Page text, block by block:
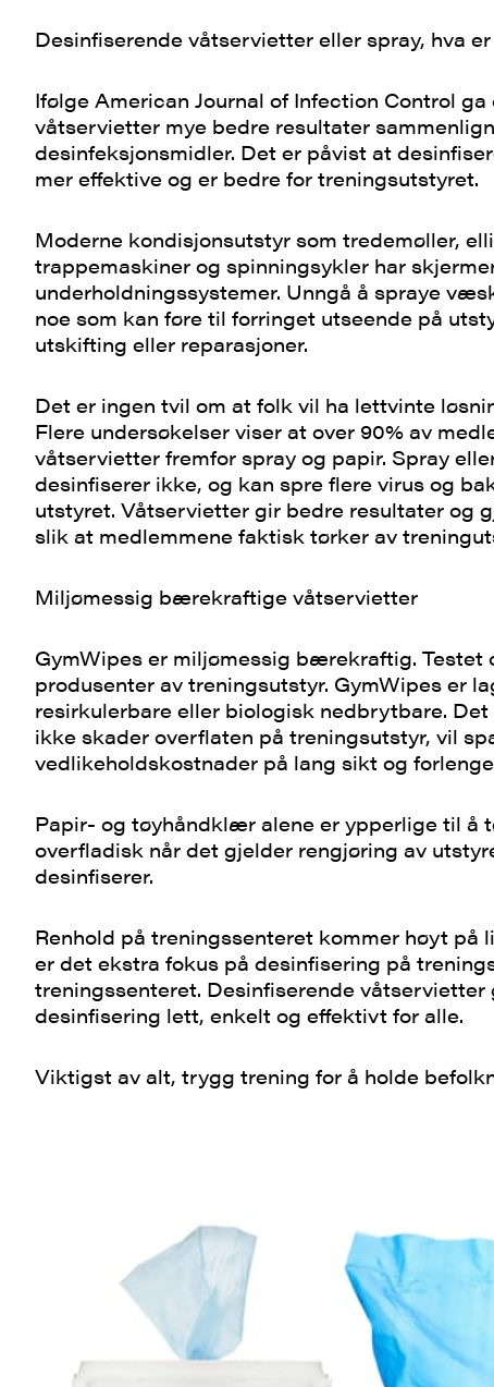
Desinfiserende våtservietter eller spray, hva
Ifølge American Journal of Infection Control
våtservietter mye bedre resultater
desinfeksjonsmidler. Det er påvist at
mer effektive og er bedre for treningsutstyret.
Moderne kondisjonsutstyr som tredemøller,
trappemaskiner og spinningsykler har
underholdningssystemer. Unngå å spraye
noe som kan føre til forringet utseende på
utskifting eller reparasjoner.
Det er ingen tvil om at folk vil ha lettvinte
Flere undersøkelser viser at over 90% av
våtservietter fremfor spray og papir. Spray
desinfiserer ikke, og kan spre flere virus og
utstyret. Våtservietter gir bedre resultater og
slik at medlemmene faktisk tørker av
Miljømessig bærekraftige våtservietter
GymWipes er miljømessig bærekraftig. Testet
produsenter av treningsutstyr. GymWipes er
resirkulerbare eller biologisk nedbrytbare.
ikke skader overflaten på treningsutstyr, vil
vedlikeholdskostnader på lang sikt og
Papir- og tøyhåndklær alene er ypperlige til å
overfladisk når det gjelder rengjøring av
desinfiserer.
Renhold på treningssenteret kommer høyt på
er det ekstra fokus på desinfisering på
treningssenteret. Desinfiserende våtservietter
desinfisering lett, enkelt og effektivt for alle.
Viktigst av alt, trygg trening for å holde